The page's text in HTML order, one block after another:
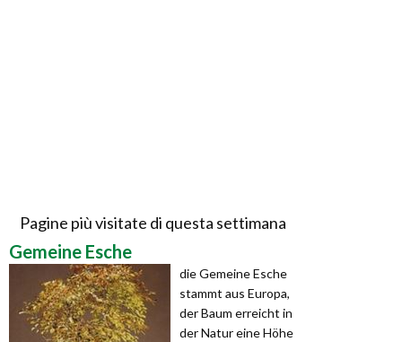
Pagine più visitate di questa settimana
Gemeine Esche
die Gemeine Esche
stammt aus Europa,
der Baum erreicht in
der Natur eine Höhe